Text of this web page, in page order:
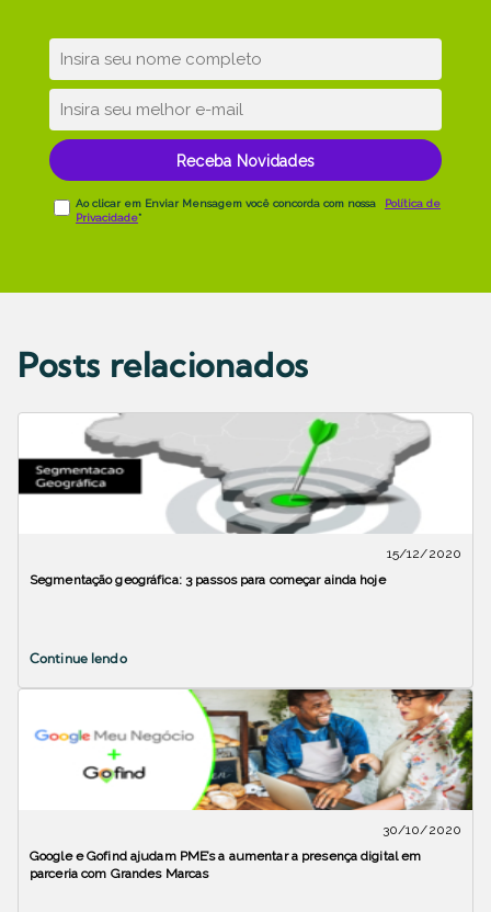
Posts relacionados
15/12/2020
Segmentação geográfica: 3 passos para começar ainda hoje
Continue lendo
30/10/2020
Google e Gofind ajudam PME’s a aumentar a presença digital em
parceria com Grandes Marcas